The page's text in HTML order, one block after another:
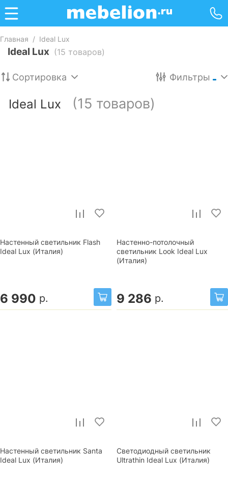
Главная / Ideal Lux
Ideal Lux (15 товаров)
Сортировка Фильтры
Ideal Lux (15 товаров)
Настенный светильник Flash
Ideal Lux (Италия)
6 990 р.
Настенно-потолочный
светильник Look Ideal Lux
(Италия)
9 286 р.
Настенный светильник Santa
Ideal Lux (Италия)
Светодиодный светильник
Ultrathin Ideal Lux (Италия)